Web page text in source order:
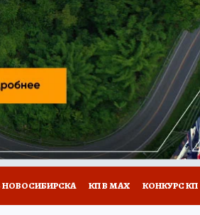
СЕРИАЛЫ
ВСЕ О КП РАДИО КП
КП В МАХ КОНКУРС КП